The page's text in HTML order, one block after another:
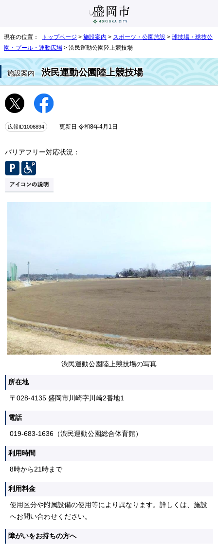
現在の位置： トップページ > 施設案内 > スポーツ・公園施設 > 球技場・球技公
園・プール・運動広場 > 渋民運動公園陸上競技場
施設案内渋民運動公園陸上競技場
広報ID1006894 更新日 令和8年4月1日
バリアフリー対応状況：
渋民運動公園陸上競技場の写真
所在地
〒028-4135 盛岡市川崎字川崎2番地1
電話
019-683-1636（渋民運動公園総合体育館）
利用時間
8時から21時まで
利用料金
使用区分や附属設備の使用等により異なります。詳しくは、施設
へお問い合わせください。
障がいをお持ちの方へ